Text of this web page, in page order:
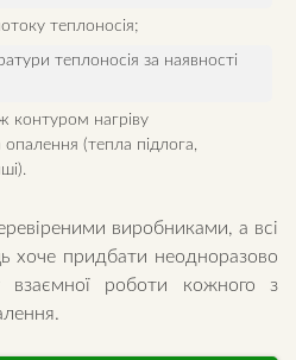
теплоносія;
теплоносія за наявності
контуром нагріву
(тепла підлога,
виробниками, а всі
хоче придбати неодноразово
взаємної роботи кожного з